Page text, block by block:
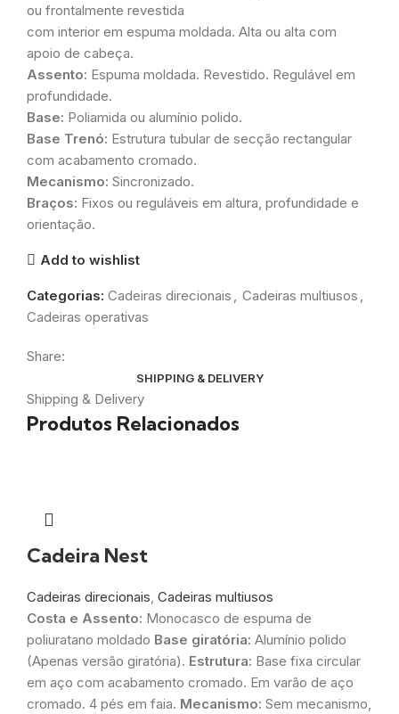
ou frontalmente revestida
com interior em espuma moldada. Alta ou alta com
apoio de cabeça.
Assento: Espuma moldada. Revestido. Regulável em
profundidade.
Base: Poliamida ou alumínio polido.
Base Trenó: Estrutura tubular de secção rectangular
com acabamento cromado.
Mecanismo: Sincronizado.
Braços: Fixos ou reguláveis em altura, profundidade e
orientação.
Add to wishlist
Categorias: Cadeiras direcionais , Cadeiras multiusos ,
Cadeiras operativas
Share:
SHIPPING & DELIVERY
Shipping & Delivery
Produtos Relacionados
Cadeira Nest
Cadeiras direcionais, Cadeiras multiusos
Costa e Assento: Monocasco de espuma de
poliuratano moldado Base giratória: Alumínio polido
(Apenas versão giratória). Estrutura: Base fixa circular
em aço com acabamento cromado. Em varão de aço
cromado. 4 pés em faia. Mecanismo: Sem mecanismo,